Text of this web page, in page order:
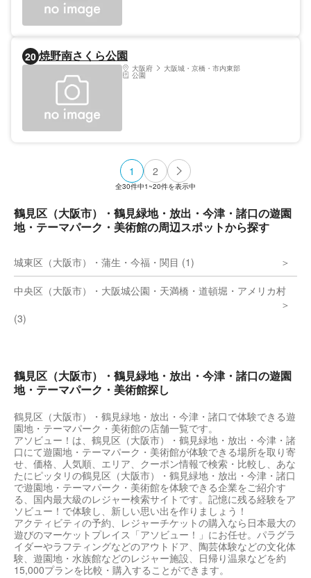
20 焼野南さくら公園
大阪府 大阪城・京橋・市内東部
公園
1 2
全30件中1~20件を表示中
鶴見区（大阪市）・鶴見緑地・放出・今津・諸口の遊園
地・テーマパーク・美術館の周辺スポットから探す
城東区（大阪市）・蒲生・今福・関目 (1)
中央区（大阪市）・大阪城公園・天満橋・道頓堀・アメリカ村
(3)
鶴見区（大阪市）・鶴見緑地・放出・今津・諸口の遊園
地・テーマパーク・美術館探し
鶴見区（大阪市）・鶴見緑地・放出・今津・諸口で体験できる遊
園地・テーマパーク・美術館の店舗一覧です。
アソビュー！は、鶴見区（大阪市）・鶴見緑地・放出・今津・諸
口にて遊園地・テーマパーク・美術館が体験できる場所を取り寄
せ、価格、人気順、エリア、クーポン情報で検索・比較し、あな
たにピッタリの鶴見区（大阪市）・鶴見緑地・放出・今津・諸口
で遊園地・テーマパーク・美術館を体験できる企業をご紹介す
る、国内最大級のレジャー検索サイトです。記憶に残る経験をア
ソビュー！で体験し、新しい思い出を作りましょう！
アクティビティの予約、レジャーチケットの購入なら日本最大の
遊びのマーケットプレイス「アソビュー！」にお任せ。パラグラ
イダーやラフティングなどのアウトドア、陶芸体験などの文化体
験、遊園地・水族館などのレジャー施設、日帰り温泉などを約
15,000プランを比較・購入することができます。